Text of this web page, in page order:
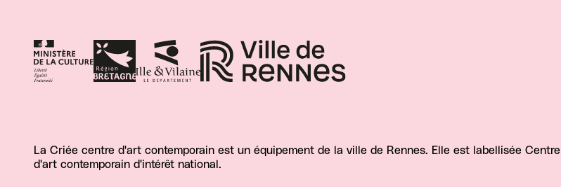
La Criée centre d'art contemporain est un équipement de la ville de Rennes. Elle est labellisée Centre
d'art contemporain d'intérêt national.